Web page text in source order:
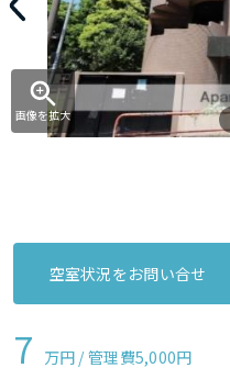
画像を拡大
空室状況をお問い合せ
7 万円 / 管理費5,000円